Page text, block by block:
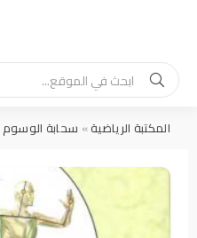
المكتبة الرياضية» سحابة الوسوم